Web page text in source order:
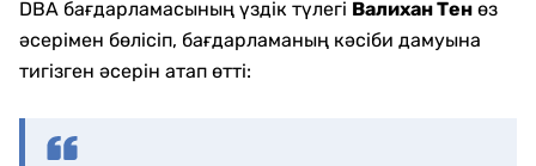
DBA бағдарламасының үздік түлегі Валихан Тен өз
әсерімен бөлісіп, бағдарламаның кәсіби дамуына
тигізген әсерін атап өтті: